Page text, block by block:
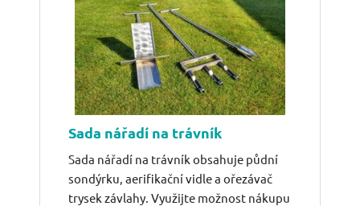
Sada nářadí na trávník
Sada nářadí na trávník obsahuje půdní
sondýrku, aerifikační vidle a ořezávač
trysek závlahy. Využijte možnost nákupu